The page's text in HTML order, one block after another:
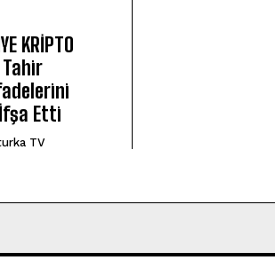
KRİPTO
Tahir
Etti
TV